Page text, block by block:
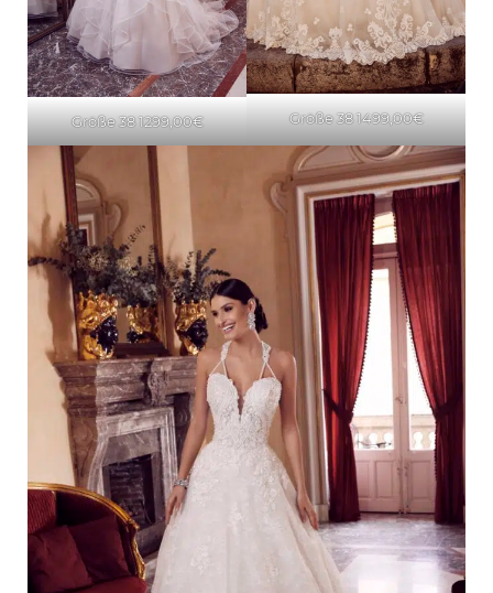
Größe 38 1299,00€ Größe 38 1499,00€